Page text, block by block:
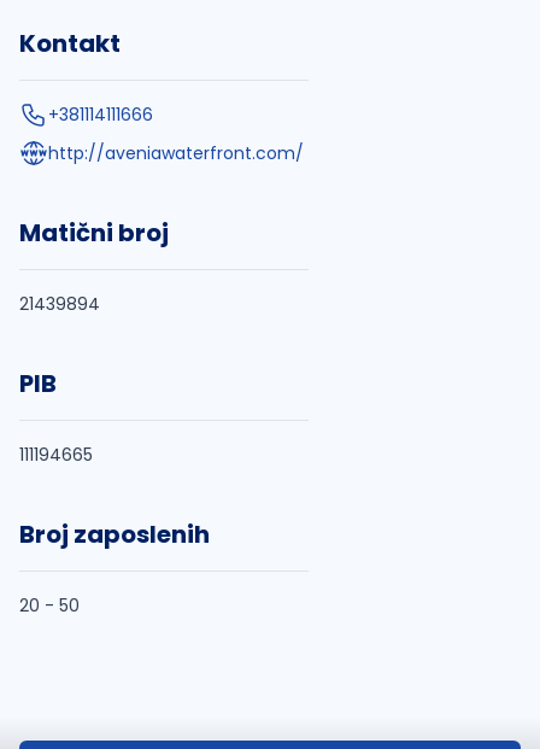
Kontakt
+381114111666
http://aveniawaterfront.com/
Matični broj
21439894
PIB
111194665
Broj zaposlenih
20 - 50